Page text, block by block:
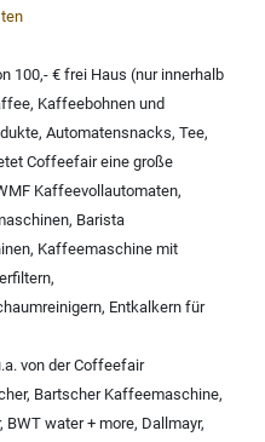
100,- € frei Haus (nur innerhalb
, Kaffeebohnen und
, Automatensnacks, Tee,
Coffeefair eine große
Kaffeevollautomaten,
, Barista
, Kaffeemaschine mit
,
, Entkalkern für
von derCoffeefair
, Bartscher Kaffeemaschine,
, BWT water + more, Dallmayr,